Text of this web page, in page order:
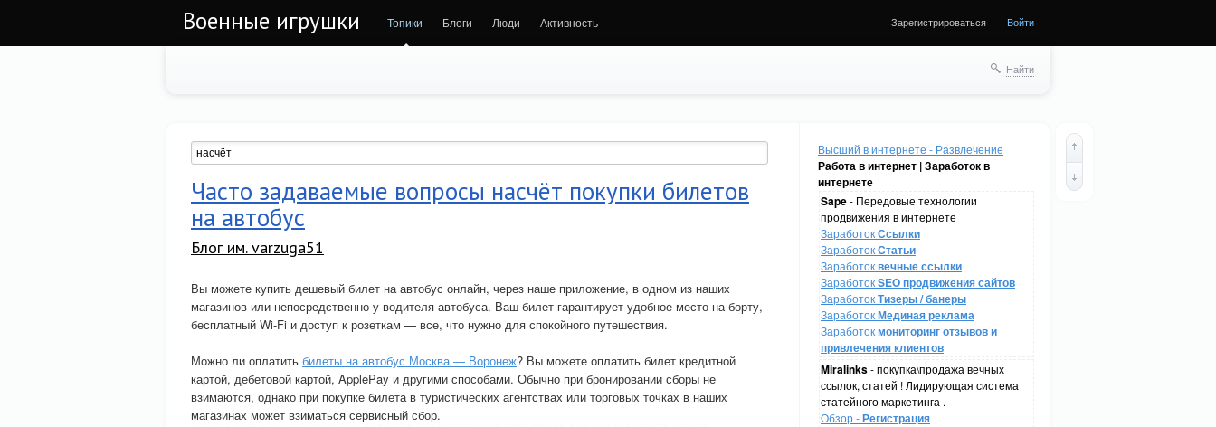
Военные игрушки Топики Блоги Люди Активность Зарегистрироваться Войти
Найти
Высший в интернете - Развлечение
Работа в интернет | Заработок в
интернете
Sape- Передовые технологии
продвижения в интернете
ЗаработокСсылки
ЗаработокСтатьи
Заработоквечные ссылки
ЗаработокSEO продвижения сайтов
ЗаработокТизеры / банеры
ЗаработокМединая реклама
Заработокмониторинг отзывов и
привлечения клиентов
Miralinks- покупка\продажа вечных
ссылок, статей ! Лидирующая система
статейного маркетинга .
Обзор -Регистрация
Часто задаваемые вопросы насчёт покупки билетов
на автобус
Блог им. varzuga51
Вы можете купить дешевый билет на автобус онлайн, через наше приложение, в одном из наших
магазинов или непосредственно у водителя автобуса. Ваш билет гарантирует удобное место на борту,
бесплатный Wi-Fi и доступ к розеткам — все, что нужно для спокойного путешествия.
Можно ли оплатить билеты на автобус Москва — Воронеж? Вы можете оплатить билет кредитной
картой, дебетовой картой, ApplePay и другими способами. Обычно при бронировании сборы не
взимаются, однако при покупке билета в туристических агентствах или торговых точках в наших
магазинах может взиматься сервисный сбор.